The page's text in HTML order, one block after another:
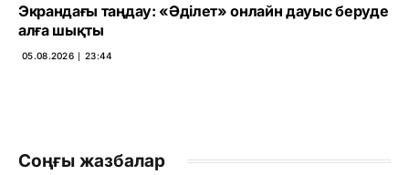
Экрандағы таңдау: «Әділет» онлайн дауыс беруде
алға шықты
05.08.2026 ∣ 23:44
Соңғы жазбалар